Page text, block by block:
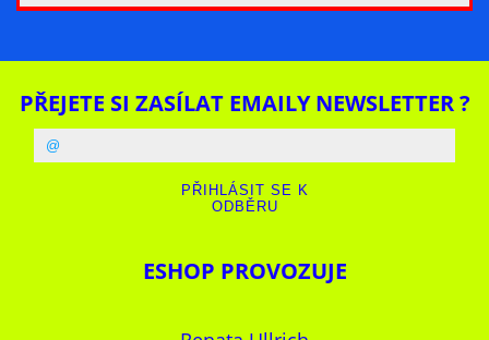
PŘEJETE SI ZASÍLAT EMAILY NEWSLETTER ?
ESHOP PROVOZUJE